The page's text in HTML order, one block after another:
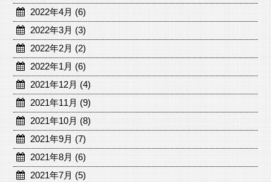
2022年4月 (6)
2022年3月 (3)
2022年2月 (2)
2022年1月 (6)
2021年12月 (4)
2021年11月 (9)
2021年10月 (8)
2021年9月 (7)
2021年8月 (6)
2021年7月 (5)